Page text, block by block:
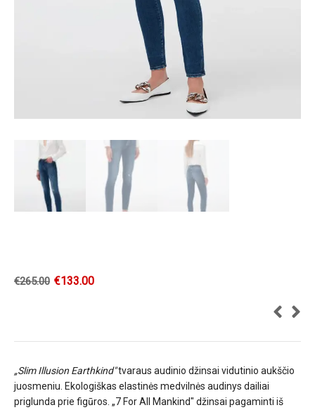
€265.00 €133.00
„Slim Illusion Earthkind"tvaraus audinio džinsai vidutinio aukščio
juosmeniu. Ekologiškas elastinės medvilnės audinys dailiai
priglunda prie figūros. „7 For All Mankind" džinsai pagaminti iš